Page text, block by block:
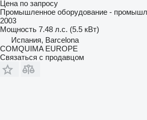
Цена по запросу
Промышленное оборудование -
2003
Мощность 7.48 л.с. (5.5 кВт)
Испания, Barcelona
COMQUIMA EUROPE
Связаться с продавцом